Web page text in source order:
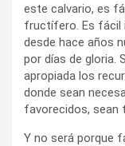
este calvario, es
fructífero. Es fácil
desde hace años
por días de gloria.
apropiada los
donde sean
favorecidos, sean
Y no será porque